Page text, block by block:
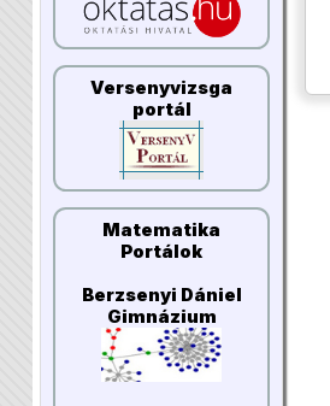
Versenyvizsga
portál
Matematika
Portálok
Berzsenyi Dániel
Gimnázium